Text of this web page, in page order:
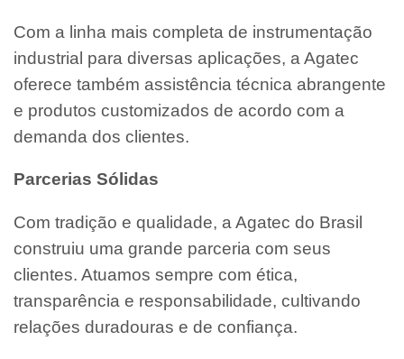
Com a linha mais completa de instrumentação
industrial para diversas aplicações, a Agatec
oferece também assistência técnica abrangente
e produtos customizados de acordo com a
demanda dos clientes.
Parcerias Sólidas
Com tradição e qualidade, a Agatec do Brasil
construiu uma grande parceria com seus
clientes. Atuamos sempre com ética,
transparência e responsabilidade, cultivando
relações duradouras e de confiança.